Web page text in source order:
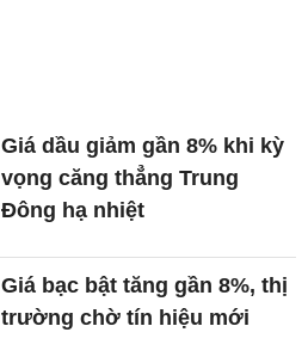
Giá dầu giảm gần 8% khi kỳ
vọng căng thẳng Trung
Đông hạ nhiệt
Giá bạc bật tăng gần 8%, thị
trường chờ tín hiệu mới